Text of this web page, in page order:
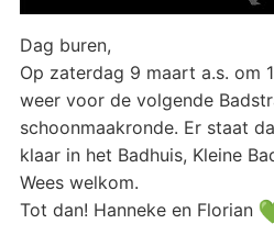
Dag buren,
Op zaterdag 9 maart a.s. om
weer voor de volgende
schoonmaakronde. Er staat
klaar in het Badhuis, Kleine
Wees welkom.
Tot dan! Hanneke en Florian